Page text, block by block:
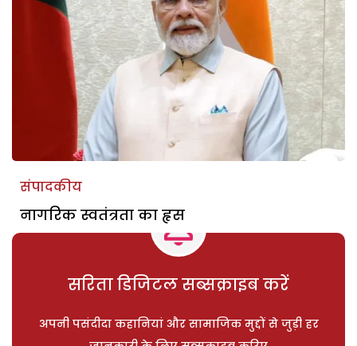
संपादकीय
नागरिक स्वतंत्रता का हृस
सरिता डिजिटल सब्सक्राइब करें
अपनी पसंदीदा कहानियां और सामाजिक मुद्दों से जुड़ी हर